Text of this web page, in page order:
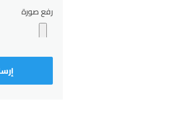
رفع صورة